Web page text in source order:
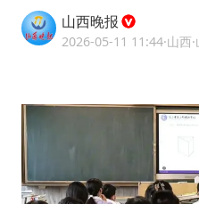
牛
浙
山西晚报
2026-05-11 11:44·山西